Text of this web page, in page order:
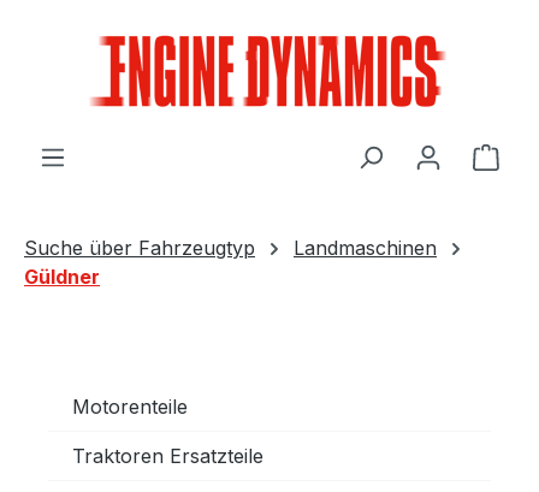
Suche über Fahrzeugtyp
Landmaschinen
Güldner
Motorenteile
Traktoren Ersatzteile